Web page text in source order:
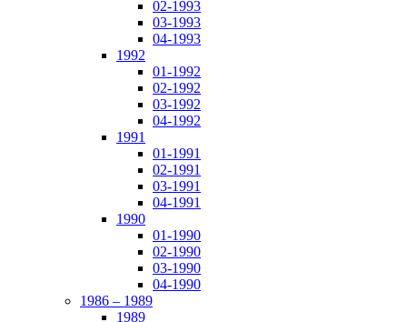
02-1993
03-1993
04-1993
1992
01-1992
02-1992
03-1992
04-1992
1991
01-1991
02-1991
03-1991
04-1991
1990
01-1990
02-1990
03-1990
04-1990
1986 – 1989
1989